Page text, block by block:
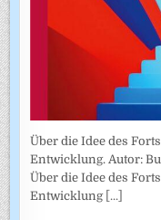
Über die Idee des
Entwicklung. Autor:
Über die Idee des
Entwicklung [...]